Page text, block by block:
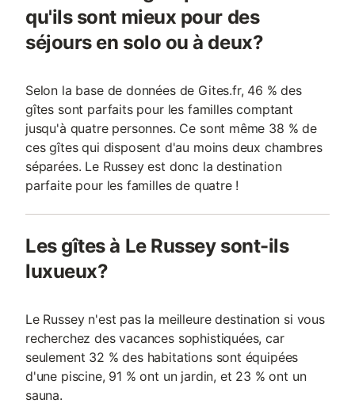
qu'ils sont mieux pour des
séjours en solo ou à deux?
Selon la base de données de Gites.fr, 46 % des
gîtes sont parfaits pour les familles comptant
jusqu'à quatre personnes. Ce sont même 38 % de
ces gîtes qui disposent d'au moins deux chambres
séparées. Le Russey est donc la destination
parfaite pour les familles de quatre !
Les gîtes à Le Russey sont-ils
luxueux?
Le Russey n'est pas la meilleure destination si vous
recherchez des vacances sophistiquées, car
seulement 32 % des habitations sont équipées
d'une piscine, 91 % ont un jardin, et 23 % ont un
sauna.